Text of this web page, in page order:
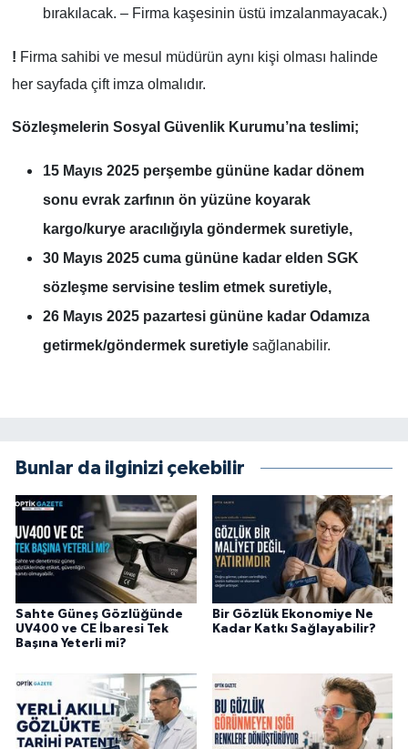
bırakılacak. – Firma kaşesinin üstü imzalanmayacak.)
! Firma sahibi ve mesul müdürün aynı kişi olması halinde
her sayfada çift imza olmalıdır.
Sözleşmelerin Sosyal Güvenlik Kurumu’na teslimi;
15 Mayıs 2025 perşembe gününe kadar dönem
sonu evrak zarfının ön yüzüne koyarak
kargo/kurye aracılığıyla göndermek suretiyle,
30 Mayıs 2025 cuma gününe kadar elden SGK
sözleşme servisine teslim etmek suretiyle,
26 Mayıs 2025 pazartesi gününe kadar Odamıza
getirmek/göndermek suretiylesağlanabilir.
Bunlar da ilginizi çekebilir
Sahte Güneş Gözlüğünde
UV400 ve CE İbaresi Tek
Başına Yeterli mi?
Bir Gözlük Ekonomiye Ne
Kadar Katkı Sağlayabilir?